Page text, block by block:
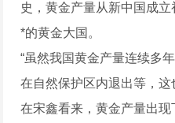
史，黄金产量从新中国成
*的黄金大国。
“虽然我国黄金产量连续多
在自然保护区内退出等，这
在宋鑫看来，黄金产量出